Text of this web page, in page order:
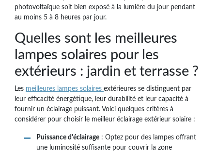
photovoltaïque soit bien exposé à la lumière du jour pendant
au moins 5 à 8 heures par jour.
Quelles sont les meilleures
lampes solaires pour les
extérieurs : jardin et terrasse ?
Les meilleures lampes solaires extérieures se distinguent par
leur efficacité énergétique, leur durabilité et leur capacité à
fournir un éclairage puissant. Voici quelques critères à
considérer pour choisir le meilleur éclairage extérieur solaire :
Puissance d'éclairage : Optez pour des lampes offrant
une luminosité suffisante pour couvrir la zone